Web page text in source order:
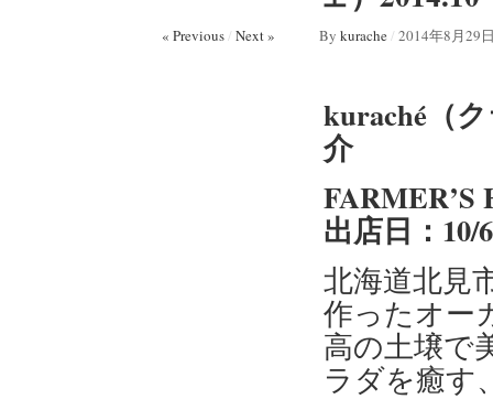
« Previous/ Next » By kurache/ 2014年8月29
kuraché（
介
出店日：10/
北海道北見
作ったオー
高の土壌で
ラダを癒す